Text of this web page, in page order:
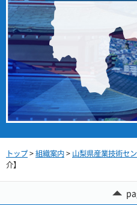
トップ>組織案内> 山梨県産業技術セ
介】